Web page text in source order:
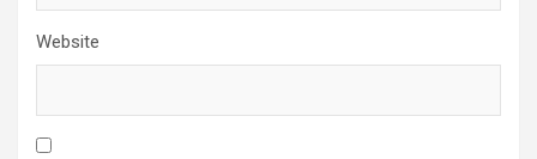
Website